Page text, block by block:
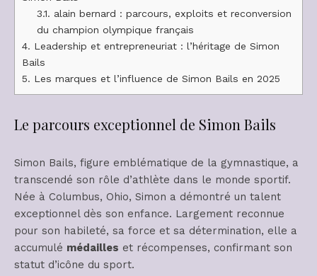
3.1. alain bernard : parcours, exploits et reconversion
du champion olympique français
4. Leadership et entrepreneuriat : l’héritage de Simon
Bails
5. Les marques et l’influence de Simon Bails en 2025
Le parcours exceptionnel de Simon Bails
Simon Bails, figure emblématique de la gymnastique, a
transcendé son rôle d’athlète dans le monde sportif.
Née à Columbus, Ohio, Simon a démontré un talent
exceptionnel dès son enfance. Largement reconnue
pour son habileté, sa force et sa détermination, elle a
accumulé médailles et récompenses, confirmant son
statut d’icône du sport.